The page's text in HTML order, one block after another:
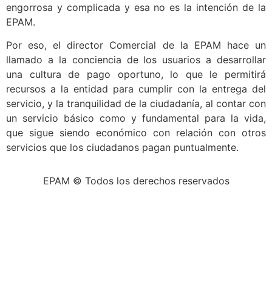
engorrosa y complicada y esa no es la intención de la
EPAM.
Por eso, el director Comercial de la EPAM hace un
llamado a la conciencia de los usuarios a desarrollar
una cultura de pago oportuno, lo que le permitirá
recursos a la entidad para cumplir con la entrega del
servicio, y la tranquilidad de la ciudadanía, al contar con
un servicio básico como y fundamental para la vida,
que sigue siendo económico con relación con otros
servicios que los ciudadanos pagan puntualmente.
EPAM © Todos los derechos reservados